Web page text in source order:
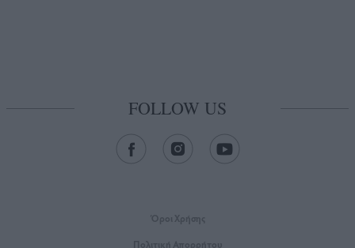
FOLLOW US
Όροι Xρήσης
Πολιτική Απορρήτου